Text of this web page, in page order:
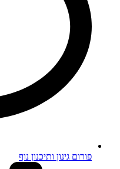
פורום גינון ותיכנון נוף